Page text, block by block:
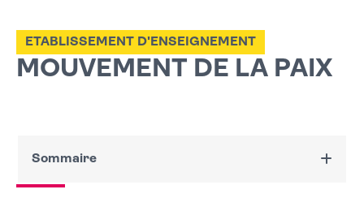
MOUVEMENT DE LA PAIX
ETABLISSEMENT D'ENSEIGNEMENT
Sommaire